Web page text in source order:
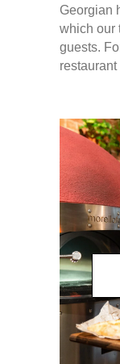
Georgian
which our
guests.
restaurant